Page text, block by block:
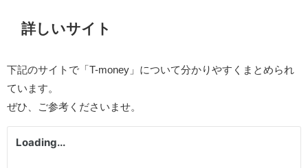
詳しいサイト
下記のサイトで「T-money」について分かりやすくまとめられ
ています。
ぜひ、ご参考くださいませ。